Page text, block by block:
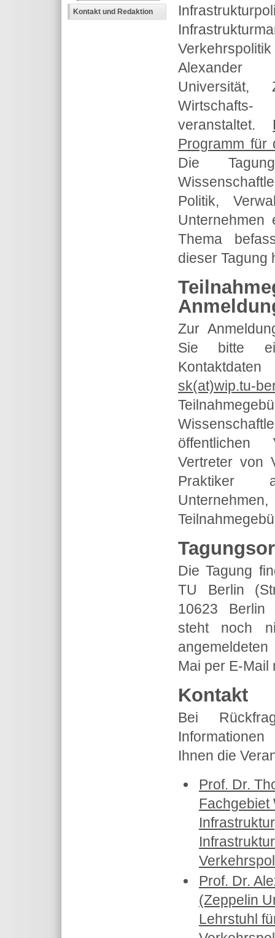
Kontakt und Redaktion
Alexander
Universität,
veranstaltet.
Programm für
Die
Politik,
Thema
dieser Tagung
Zur
Sie bitte
sk(at)wip.tu-
Vertreter von
Praktiker
Die Tagung
TU Berlin
10623 Berlin
steht noch
Mai per E-Mail
Kontakt
Bei
Ihnen die
Prof. Dr.
Fachgebiet
Prof. Dr.
(Zeppelin
Lehrstuhl